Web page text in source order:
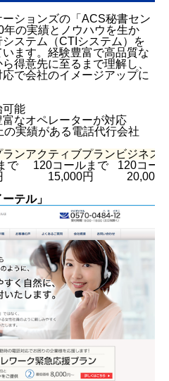
ションズの「ACS秘書セン
の実績とノウハウを生か
ステム（CTIシステム）を
ます。経験豊富で高品質な
得意先に至るまで理解し、
で会社のイメージアップに
可能
富なオペレーターが対応
の実績がある電話代行会社
ランアクティブプラン ビジネス
で 120コールまで
120コー
15,000円
20,000
テル」